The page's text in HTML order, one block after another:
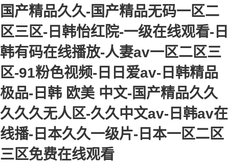
国产精品久久-国产精品无码一区二
区三区-日韩怡红院-一级在线观看-日
韩有码在线播放-人妻av一区二区三
区-91粉色视频-日日爱av-日韩精品
极品-日韩 欧美 中文-国产精品久久
久久久无人区-久久中文av-日韩av在
线播-日本久久一级片-日本一区二区
三区免费在线观看